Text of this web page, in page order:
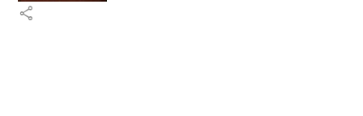
share